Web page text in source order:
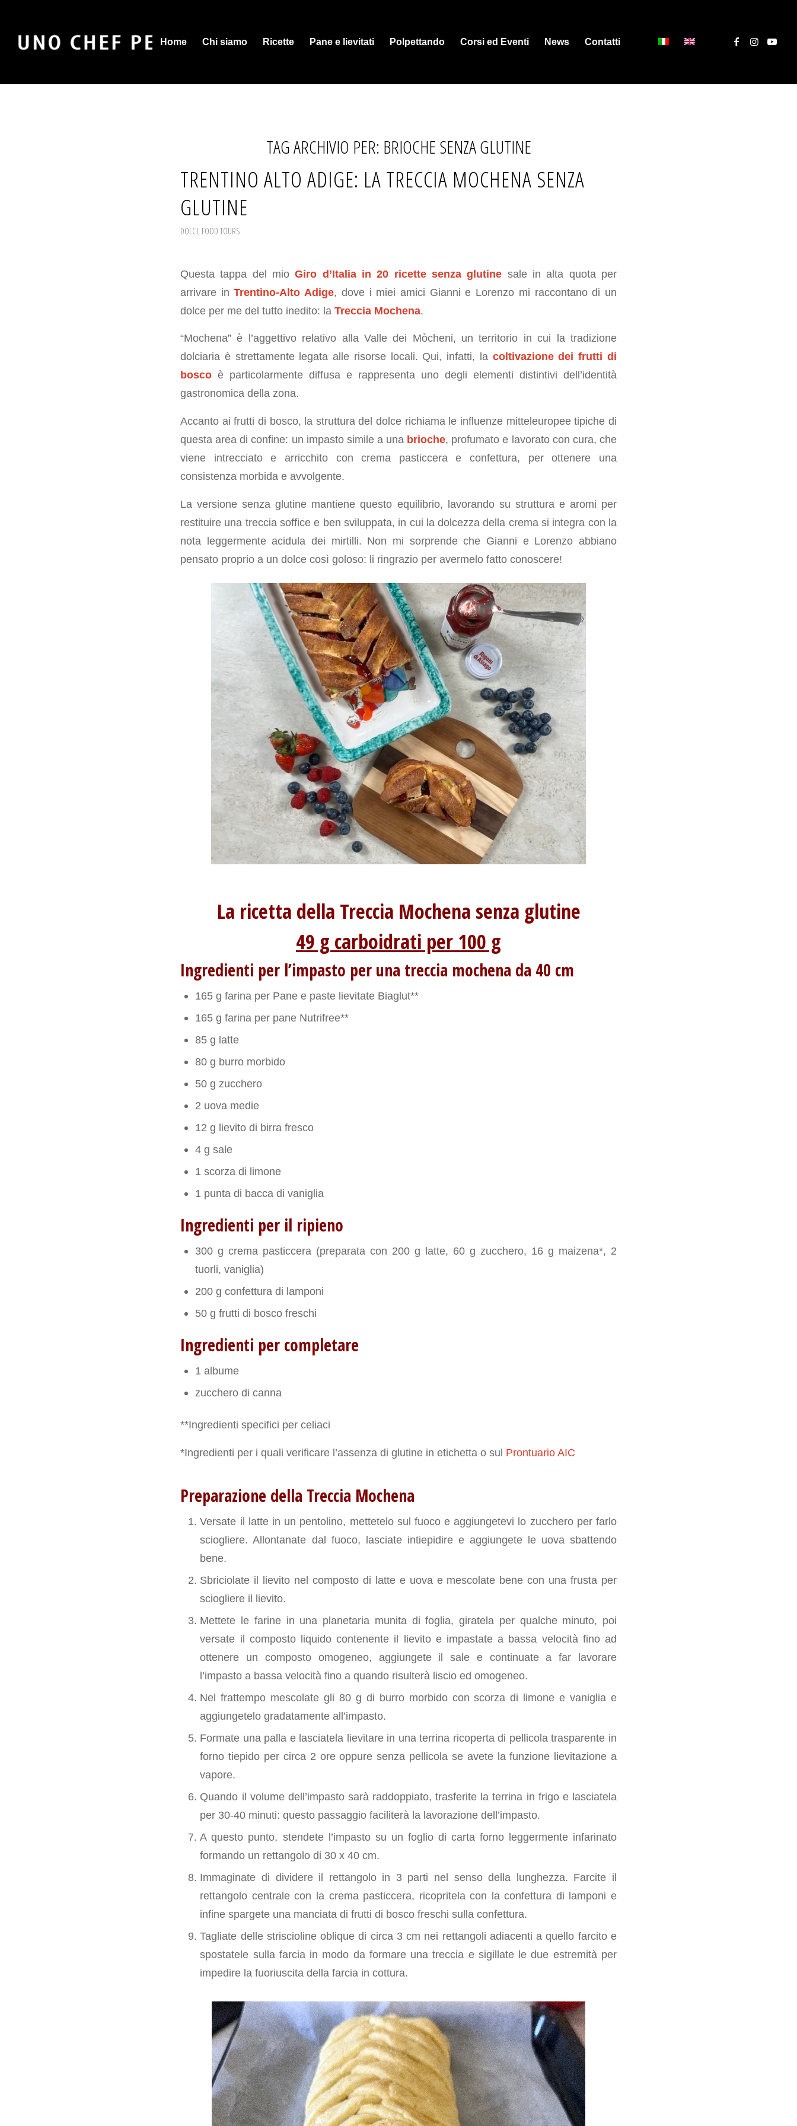
Home Chi siamo Ricette Pane e lievitati Polpettando Corsi ed Eventi News Contatti
TAG ARCHIVIO PER: BRIOCHE SENZA GLUTINE
TRENTINO ALTO ADIGE: LA TRECCIA MOCHENA SENZA
GLUTINE
DOLCI, FOOD TOURS
Questa tappa del mioGiro d’Italia in 20 ricette senza glutine sale in alta quota per
arrivare inTrentino-Alto Adige, dove i miei amici Gianni e Lorenzo mi raccontano di un
dolce per me del tutto inedito: la Treccia Mochena.
“Mochena” è l’aggettivo relativo alla Valle dei Mòcheni, un territorio in cui la tradizione
dolciaria è strettamente legata alle risorse locali. Qui, infatti, la coltivazione dei frutti di
bosco è particolarmente diffusa e rappresenta uno degli elementi distintivi dell’identità
gastronomica della zona.
Accanto ai frutti di bosco, la struttura del dolce richiama le influenze mitteleuropee tipiche di
questa area di confine: un impasto simile a una brioche, profumato e lavorato con cura, che
viene intrecciato e arricchito con crema pasticcera e confettura, per ottenere una
consistenza morbida e avvolgente.
La versione senza glutine mantiene questo equilibrio, lavorando su struttura e aromi per
restituire una treccia soffice e ben sviluppata, in cui la dolcezza della crema si integra con la
nota leggermente acidula dei mirtilli. Non mi sorprende che Gianni e Lorenzo abbiano
pensato proprio a un dolce così goloso: li ringrazio per avermelo fatto conoscere!
La ricetta della Treccia Mochena senza glutine
49 g carboidrati per 100 g
Ingredienti per l’impasto per una treccia mochena da 40 cm
165 g farina per Pane e paste lievitate Biaglut**
165 g farina per pane Nutrifree**
85 g latte
80 g burro morbido
50 g zucchero
2 uova medie
12 g lievito di birra fresco
4 g sale
1 scorza di limone
1 punta di bacca di vaniglia
Ingredienti per il ripieno
300 g crema pasticcera (preparata con 200 g latte, 60 g zucchero, 16 g maizena*, 2
tuorli, vaniglia)
200 g confettura di lamponi
50 g frutti di bosco freschi
Ingredienti per completare
1 albume
zucchero di canna
**Ingredienti specifici per celiaci
*Ingredienti per i quali verificare l’assenza di glutine in etichetta o sul Prontuario AIC
Preparazione della Treccia Mochena
Versate il latte in un pentolino, mettetelo sul fuoco e aggiungetevi lo zucchero per farlo
sciogliere. Allontanate dal fuoco, lasciate intiepidire e aggiungete le uova sbattendo
bene.
Sbriciolate il lievito nel composto di latte e uova e mescolate bene con una frusta per
sciogliere il lievito.
Mettete le farine in una planetaria munita di foglia, giratela per qualche minuto, poi
versate il composto liquido contenente il lievito e impastate a bassa velocità fino ad
ottenere un composto omogeneo, aggiungete il sale e continuate a far lavorare
l’impasto a bassa velocità fino a quando risulterà liscio ed omogeneo.
Nel frattempo mescolate gli 80 g di burro morbido con scorza di limone e vaniglia e
aggiungetelo gradatamente all’impasto.
Formate una palla e lasciatela lievitare in una terrina ricoperta di pellicola trasparente in
forno tiepido per circa 2 ore oppure senza pellicola se avete la funzione lievitazione a
vapore.
Quando il volume dell’impasto sarà raddoppiato, trasferite la terrina in frigo e lasciatela
per 30-40 minuti: questo passaggio faciliterà la lavorazione dell’impasto.
A questo punto, stendete l’impasto su un foglio di carta forno leggermente infarinato
formando un rettangolo di 30 x 40 cm.
Immaginate di dividere il rettangolo in 3 parti nel senso della lunghezza. Farcite il
rettangolo centrale con la crema pasticcera, ricopritela con la confettura di lamponi e
infine spargete una manciata di frutti di bosco freschi sulla confettura.
Tagliate delle striscioline oblique di circa 3 cm nei rettangoli adiacenti a quello farcito e
spostatele sulla farcia in modo da formare una treccia e sigillate le due estremità per
impedire la fuoriuscita della farcia in cottura.